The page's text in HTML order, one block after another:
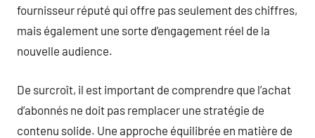
fournisseur réputé qui offre pas seulement des chiffres,
mais également une sorte d’engagement réel de la
nouvelle audience.
De surcroît, il est important de comprendre que l’achat
d’abonnés ne doit pas remplacer une stratégie de
contenu solide. Une approche équilibrée en matière de